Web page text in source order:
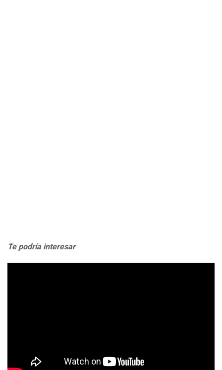
Te podría interesar